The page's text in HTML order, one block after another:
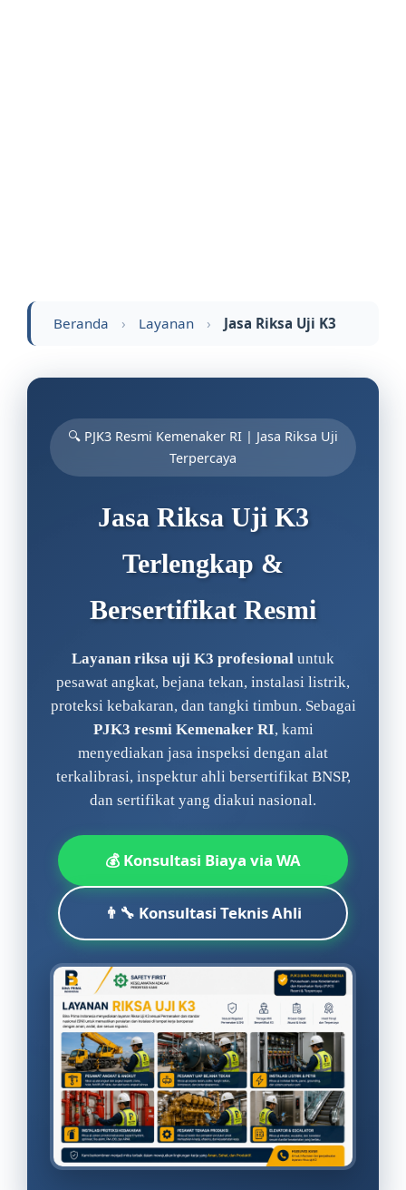
Beranda › Layanan › Jasa Riksa Uji K3
🔍 PJK3 Resmi Kemenaker RI | Jasa Riksa Uji
Terpercaya
Jasa Riksa Uji K3
Terlengkap &
Bersertifikat Resmi
Layanan riksa uji K3 profesional untuk
pesawat angkat, bejana tekan, instalasi listrik,
proteksi kebakaran, dan tangki timbun. Sebagai
PJK3 resmi Kemenaker RI, kami
menyediakan jasa inspeksi dengan alat
terkalibrasi, inspektur ahli bersertifikat BNSP,
dan sertifikat yang diakui nasional.
💰 Konsultasi Biaya via WA
👨‍🔧 Konsultasi Teknis Ahli